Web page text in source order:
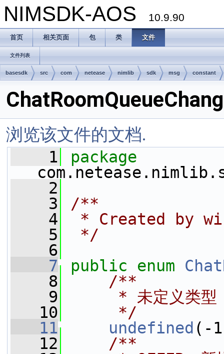
NIMSDK-AOS 10.9.90
首页 相关页面 包 类 文件
文件列表
basesdk src com netease nimlib sdk msg constant
浏览该文件的文档.
    1
    2
    3
/**
    4
* Created by
    5
*/
    6
    7
public enum
    8
    /**
    9
     * 未定义类型
   10
     */
   11
undefined (-
   12
    /**